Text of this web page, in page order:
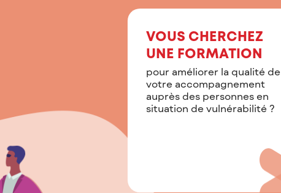
VOUS CHERCHEZ
UNE FORMATION
pour améliorer la qualité de
votre accompagnement
auprès des personnes en
situation de vulnérabilité ?